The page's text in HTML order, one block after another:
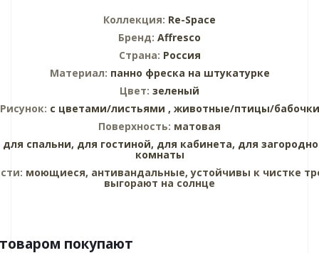
Коллекция: Re-Space
Бренд: Affresco
Страна: Россия
Материал: панно фреска на штукатурке
Цвет: зеленый
Рисунок: с цветами/листьями , животные/птицы/бабочки
Поверхность: матовая
для спальни, для гостиной, для кабинета, для
комнаты
моющиеся, антивандальные, устойчивы к чистке
выгорают на солнце
покупают